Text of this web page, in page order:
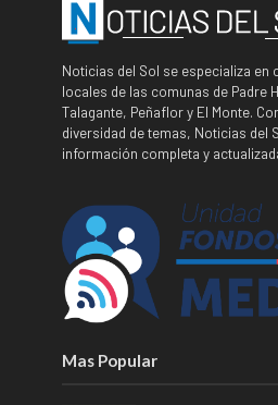
Noticias del Sol se especializa en
locales de las comunas de Padre
Talagante, Peñaflor y El Monte.
diversidad de temas, Noticias del
información completa y
Mas Popular